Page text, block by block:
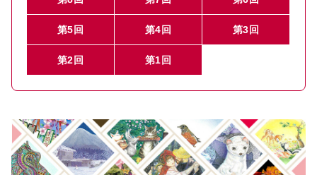
第5回 第4回 第3回
第2回 第1回